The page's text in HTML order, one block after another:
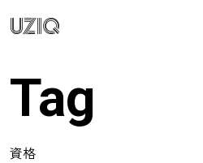
UZIQ
Tag
資格